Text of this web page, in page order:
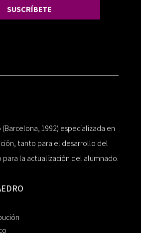
SUSCRÍBETE
1992) especializada en
tanto para el desarrollo del
la actualización del alumnado.